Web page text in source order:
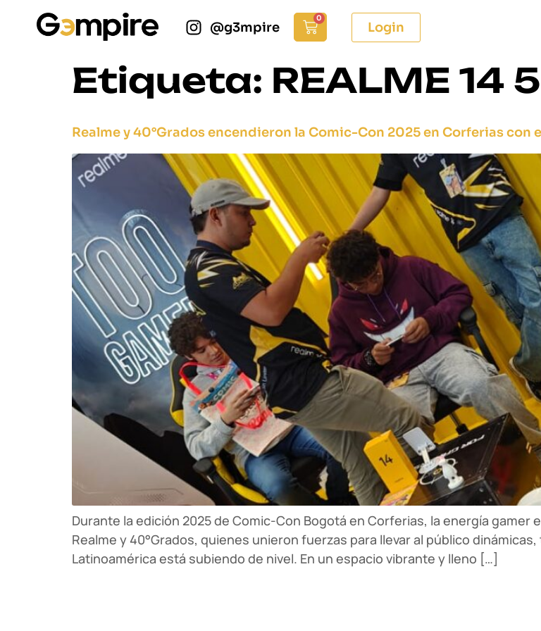
@g3mpire
0
Login
Etiqueta: REALME 14
Realme y 40°Grados encendieron la Comic-Con 2025 en Corferias
Durante la edición 2025 de Comic-Con Bogotá en Corferias, la energía
Realme y 40°Grados, quienes unieron fuerzas para llevar al público
Latinoamérica está subiendo de nivel. En un espacio vibrante y lleno […]